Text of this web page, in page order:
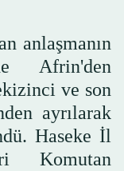
anlaşmanın
Afrin'den
ve son
ayrılarak
Haseke İl
Komutan